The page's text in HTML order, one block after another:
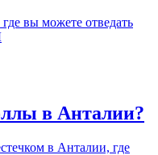
вы можете отведать
в Анталии?
в Анталии, где